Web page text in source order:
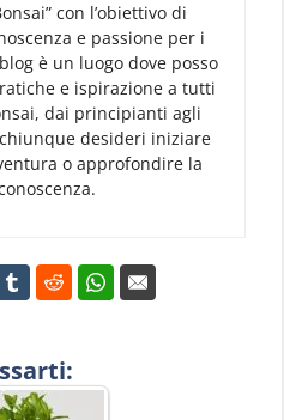
con l’obiettivo di
e passione per i
è un luogo dove posso
e ispirazione a tutti
dai principianti agli
desideri iniziare
o approfondire la